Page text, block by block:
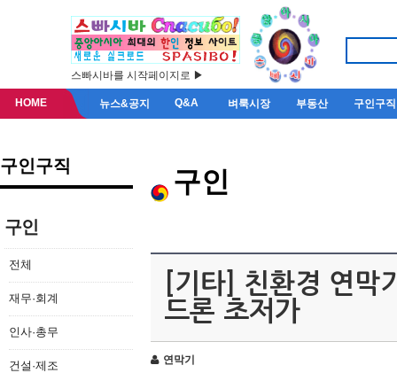
스빠시바를 시작페이지로 ▶
HOME 뉴스&공지 Q&A 벼룩시장 부동산 구인구직
구인구직
구인
전체
재무·회계
인사·총무
건설·제조
구인
[기타] 친환경 연막
드론 초저가
연막기